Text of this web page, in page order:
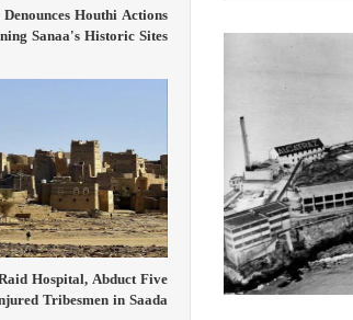
Houthi Actions
Sanaa's Historic Sites
Hospital, Abduct Five
Tribesmen in Saada